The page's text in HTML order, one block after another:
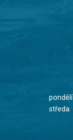
pondělí
středa